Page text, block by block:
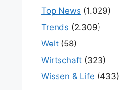
Top News (1.029)
Trends (2.309)
Welt (58)
Wirtschaft (323)
Wissen & Life (433)